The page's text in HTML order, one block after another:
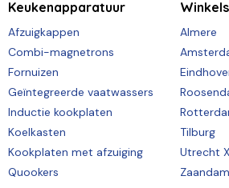
Keukenapparatuur
Afzuigkappen
Combi-magnetrons
Fornuizen
Geïntegreerde vaatwassers
Inductie kookplaten
Koelkasten
Kookplaten met afzuiging
Quookers
Winkels
Almere
Tilburg
Utrecht